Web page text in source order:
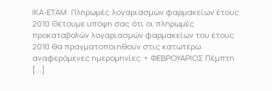
ΙΚΑ-ΕΤΑΜ: Πληρωμές λογαριασμών φαρμακείων έτους
2010 Θέτουμε υπόψη σας ότι οι πληρωμές
προκαταβολών λογαριασμών φαρμακείων του έτους
2010 θα πραγματοποιηθούν στις κατωτέρω
αναφερόμενες ημερομηνίες:• ΦΕΒΡΟΥΑΡΙΟΣ Πέμπτη
[…]